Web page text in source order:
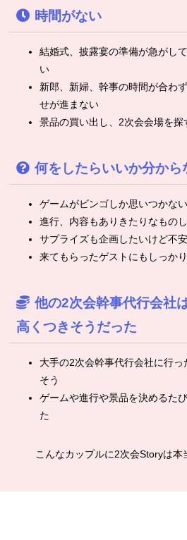
時間がない
結婚式、披露宴の準備が急がし
い
新郎、新婦、幹事の時間が合わ
せが進まない
景品の買い出し、2次会会場を探
何をしたらいいか分から
ゲームがビンゴしか思いつかない
進行、内容もありきたりなもの
サプライズも企画したいけど不
来てもらったゲストにもしっか
他の2次会幹事代行会社
高くつきそうだった
大手の2次会幹事代行会社に行
そう
ゲームや進行や景品を決めるた
た
こんなカップルに2次会Storyは本